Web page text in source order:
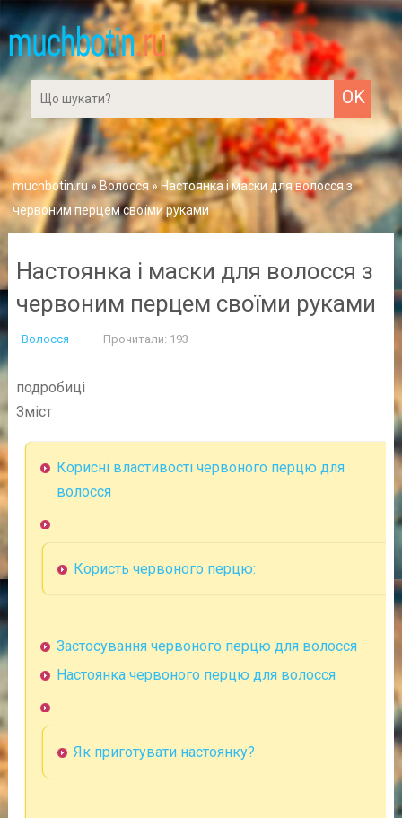
muchbotin.ru»Волосся » Настоянка і маски для волосся з
червоним перцем своїми руками
Настоянка і маски для волосся з
червоним перцем своїми руками
Волосся Прочитали: 193
подробиці
Зміст
Корисні властивості червоного перцю для
волосся
Користь червоного перцю:
Застосування червоного перцю для волосся
Настоянка червоного перцю для волосся
Як приготувати настоянку?